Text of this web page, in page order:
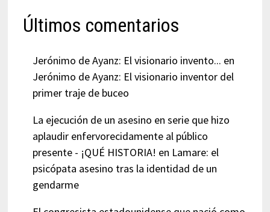
Últimos comentarios
Jerónimo de Ayanz: El visionario invento... en
Jerónimo de Ayanz: El visionario inventor del
primer traje de buceo
La ejecución de un asesino en serie que hizo
aplaudir enfervorecidamente al público
presente - ¡QUÉ HISTORIA! en Lamare: el
psicópata asesino tras la identidad de un
gendarme